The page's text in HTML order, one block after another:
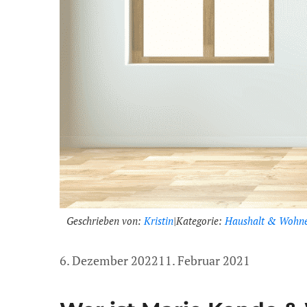
Geschrieben von: Kristin|Kategorie: Haushalt &
6. Dezember 202211. Februar 2021